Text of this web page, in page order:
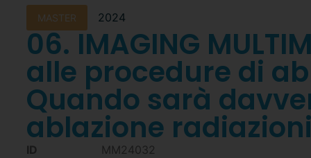
MASTER 2024
06. IMAGING
alle procedure di
Quando sarà
ablazione
ID
MM24032